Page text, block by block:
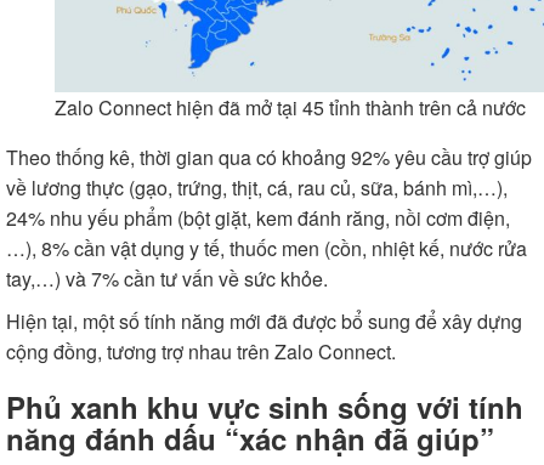
Zalo Connect hiện đã mở tại 45 tỉnh thành trên cả nước
Theo thống kê, thời gian qua có khoảng 92% yêu cầu trợ giúp
về lương thực (gạo, trứng, thịt, cá, rau củ, sữa, bánh mì,…),
24% nhu yếu phẩm (bột giặt, kem đánh răng, nồi cơm điện,
…), 8% cần vật dụng y tế, thuốc men (cồn, nhiệt kế, nước rửa
tay,…) và 7% cần tư vấn về sức khỏe.
Hiện tại, một số tính năng mới đã được bổ sung để xây dựng
cộng đồng, tương trợ nhau trên Zalo Connect.
Phủ xanh khu vực sinh sống với tính
năng đánh dấu “xác nhận đã giúp”